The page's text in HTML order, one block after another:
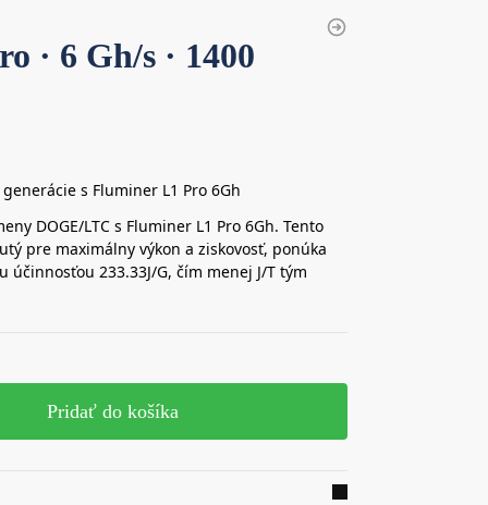
· 6 Gh/s · 1400
s Fluminer L1 Pro 6Gh
DOGE/LTC s Fluminer L1 Pro 6Gh. Tento
pre maximálny výkon a ziskovosť, ponúka
účinnosťou 233.33J/G, čím menej J/T tým
Pridať do košíka